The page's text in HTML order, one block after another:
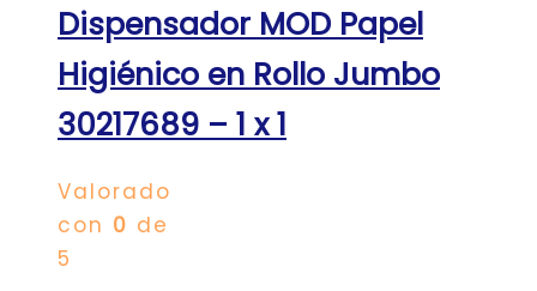
Dispensador MOD Papel
Higiénico en Rollo Jumbo
30217689 – 1 x 1
Valorado
con 0 de
5